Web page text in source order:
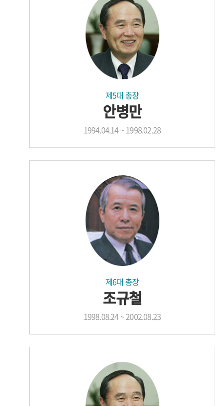
제5대 총장
안병만
1994.04.14 ~ 1998.02.28
제6대 총장
조규철
1998.08.24 ~ 2002.08.23